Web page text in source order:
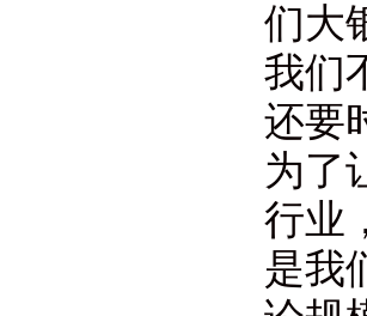
们大
我们
还要
为了
行业
是我